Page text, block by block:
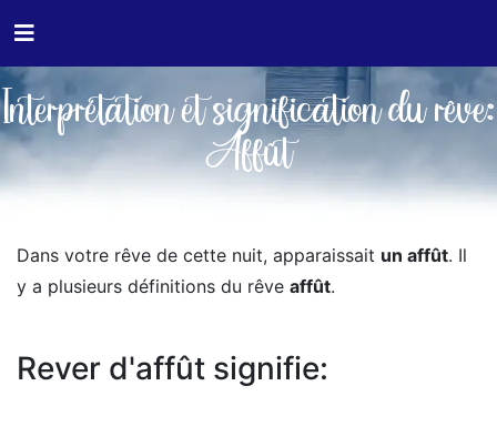
Interprétation et signification du rêve:
Affût
Dans votre rêve de cette nuit, apparaissait un affût. Il
y a plusieurs définitions du rêve affût.
Rever d'affût signifie: